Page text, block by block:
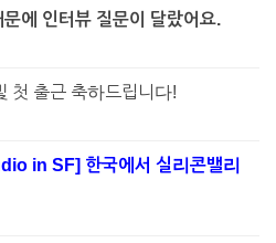
에 인터뷰 질문이 달랐어요.
첫 출근 축하드립니다!
in SF] 한국에서 실리콘밸리